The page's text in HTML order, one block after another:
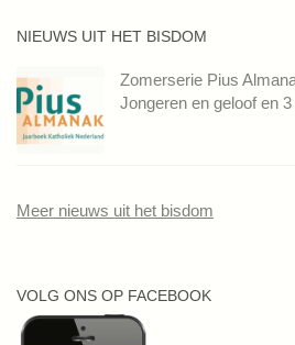
NIEUWS UIT HET BISDOM
Zomerserie Pius
Jongeren en geloof en
Meer nieuws uit het bisdom
VOLG ONS OP FACEBOOK